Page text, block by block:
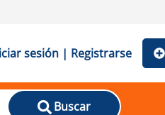
sesión | Registrarse
Buscar